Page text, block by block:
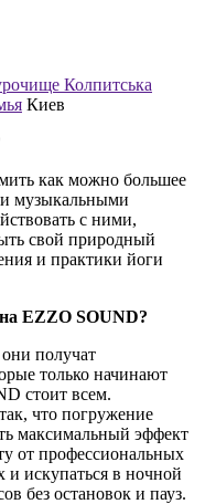
Колпитська
Киев
как можно большее
музыкальными
с ними,
свой природный
и практики йоги
EZZO SOUND?
получат
только начинают
стоит всем.
что погружение
максимальный эффект
от профессиональных
и искупаться в ночной
без остановок и пауз.